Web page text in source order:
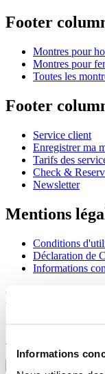
Informations
Footer
Montres pour
Montres pour
Toutes les
Footer
Service client
Enregistrer ma
Tarifs des
Check &
Newsletter
Mentions
Conditions
Déclaration de
Informations
Rejoignez le
Sélectionner un pays/